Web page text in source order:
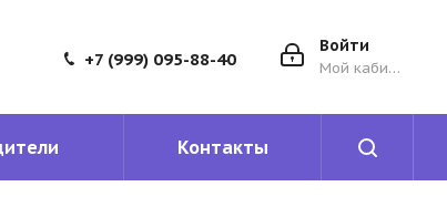
Войти
Мой кабинет
+7 (999) 095-88-40
Контакты